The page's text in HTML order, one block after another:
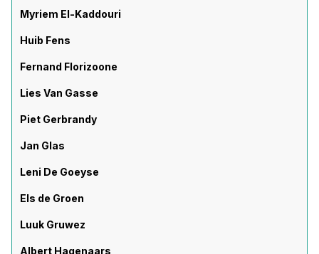
Myriem El-Kaddouri
Huib Fens
Fernand Florizoone
Lies Van Gasse
Piet Gerbrandy
Jan Glas
Leni De Goeyse
Els de Groen
Luuk Gruwez
Albert Hagenaars